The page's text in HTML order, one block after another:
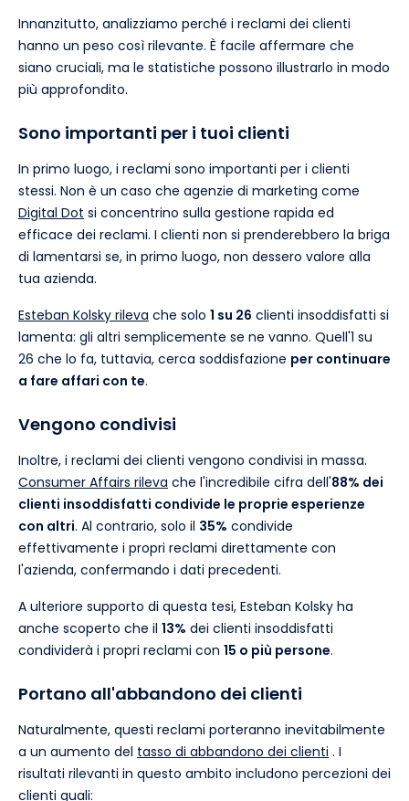
Innanzitutto, analizziamo perché i reclami dei clienti
hanno un peso così rilevante. È facile affermare che
siano cruciali, ma le statistiche possono illustrarlo in modo
più approfondito.
Sono importanti per i tuoi clienti
In primo luogo, i reclami sono importanti per i clienti
stessi. Non è un caso che agenzie di marketing come
Digital Dot si concentrino sulla gestione rapida ed
efficace dei reclami. I clienti non si prenderebbero la briga
di lamentarsi se, in primo luogo, non dessero valore alla
tua azienda.
Esteban Kolsky rileva che solo 1 su 26 clienti insoddisfatti si
lamenta: gli altri semplicemente se ne vanno. Quell'1 su
26 che lo fa, tuttavia, cerca soddisfazione per continuare
a fare affari con te.
Vengono condivisi
Inoltre, i reclami dei clienti vengono condivisi in massa.
Consumer Affairs rileva che l'incredibile cifra dell'88% dei
clienti insoddisfatti condivide le proprie esperienze
con altri. Al contrario, solo il 35% condivide
effettivamente i propri reclami direttamente con
l'azienda, confermando i dati precedenti.
A ulteriore supporto di questa tesi, Esteban Kolsky ha
anche scoperto che il 13% dei clienti insoddisfatti
condividerà i propri reclami con 15 o più persone.
Portano all'abbandono dei clienti
Naturalmente, questi reclami porteranno inevitabilmente
a un aumento del tasso di abbandono dei clienti . I
risultati rilevanti in questo ambito includono percezioni dei
clienti quali: